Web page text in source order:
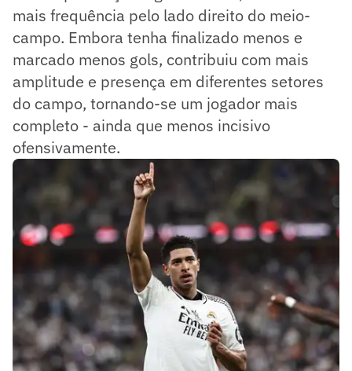
mais frequência pelo lado direito do meio-
campo. Embora tenha finalizado menos e
marcado menos gols, contribuiu com mais
amplitude e presença em diferentes setores
do campo, tornando-se um jogador mais
completo - ainda que menos incisivo
ofensivamente.